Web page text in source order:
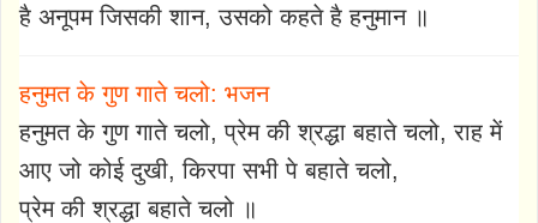
है अनूपम जिसकी शान, उसको कहते है हनुमान ॥
हनुमत के गुण गाते चलो: भजन
हनुमत के गुण गाते चलो, प्रेम की श्रद्धा बहाते चलो, राह में
आए जो कोई दुखी, किरपा सभी पे बहाते चलो,
प्रेम की श्रद्धा बहाते चलो ॥